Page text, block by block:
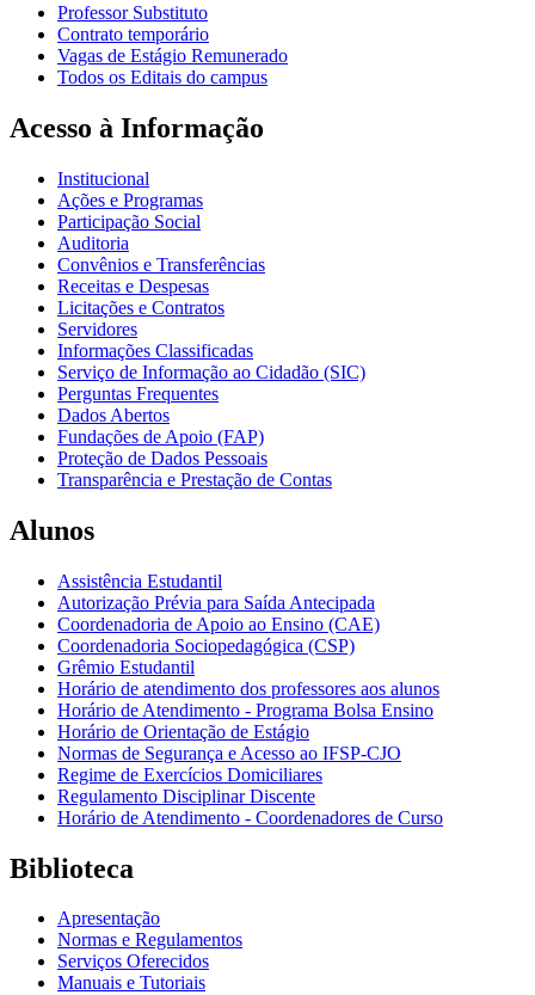
Professor Substituto
Contrato temporário
Vagas de Estágio Remunerado
Todos os Editais do campus
Acesso à Informação
Institucional
Ações e Programas
Participação Social
Auditoria
Convênios e Transferências
Receitas e Despesas
Licitações e Contratos
Servidores
Informações Classificadas
Serviço de Informação ao Cidadão (SIC)
Perguntas Frequentes
Dados Abertos
Fundações de Apoio (FAP)
Proteção de Dados Pessoais
Transparência e Prestação de Contas
Alunos
Assistência Estudantil
Autorização Prévia para Saída Antecipada
Coordenadoria de Apoio ao Ensino (CAE)
Coordenadoria Sociopedagógica (CSP)
Grêmio Estudantil
Horário de atendimento dos professores aos alunos
Horário de Atendimento - Programa Bolsa Ensino
Horário de Orientação de Estágio
Normas de Segurança e Acesso ao IFSP-CJO
Regime de Exercícios Domiciliares
Regulamento Disciplinar Discente
Horário de Atendimento - Coordenadores de Curso
Biblioteca
Apresentação
Normas e Regulamentos
Serviços Oferecidos
Manuais e Tutoriais